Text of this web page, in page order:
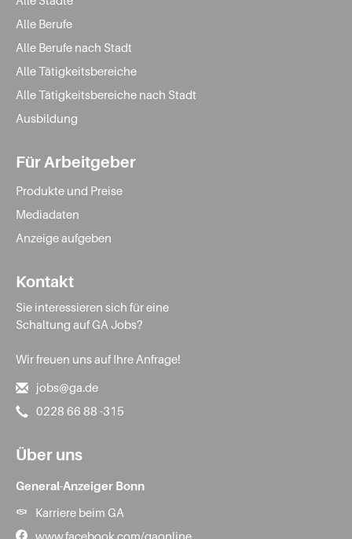
Alle Berufe
Alle Berufe nach Stadt
Alle Tätigkeitsbereiche
Alle Tätigkeitsbereiche nach Stadt
Ausbildung
Für Arbeitgeber
Produkte und Preise
Mediadaten
Anzeige aufgeben
Kontakt
Sie interessieren sich für eine
Schaltung auf GA Jobs?
Wir freuen uns auf Ihre Anfrage!
jobs@ga.de
0228 66 88 -315
Über uns
General-Anzeiger Bonn
Karriere beim GA
www.facebook.com/gaonline